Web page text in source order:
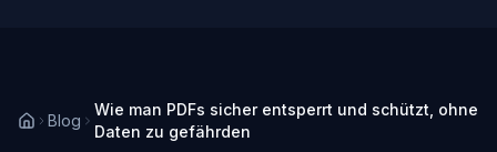
Blog
Wie man PDFs sicher entsperrt und schützt, ohne
Daten zu gefährden